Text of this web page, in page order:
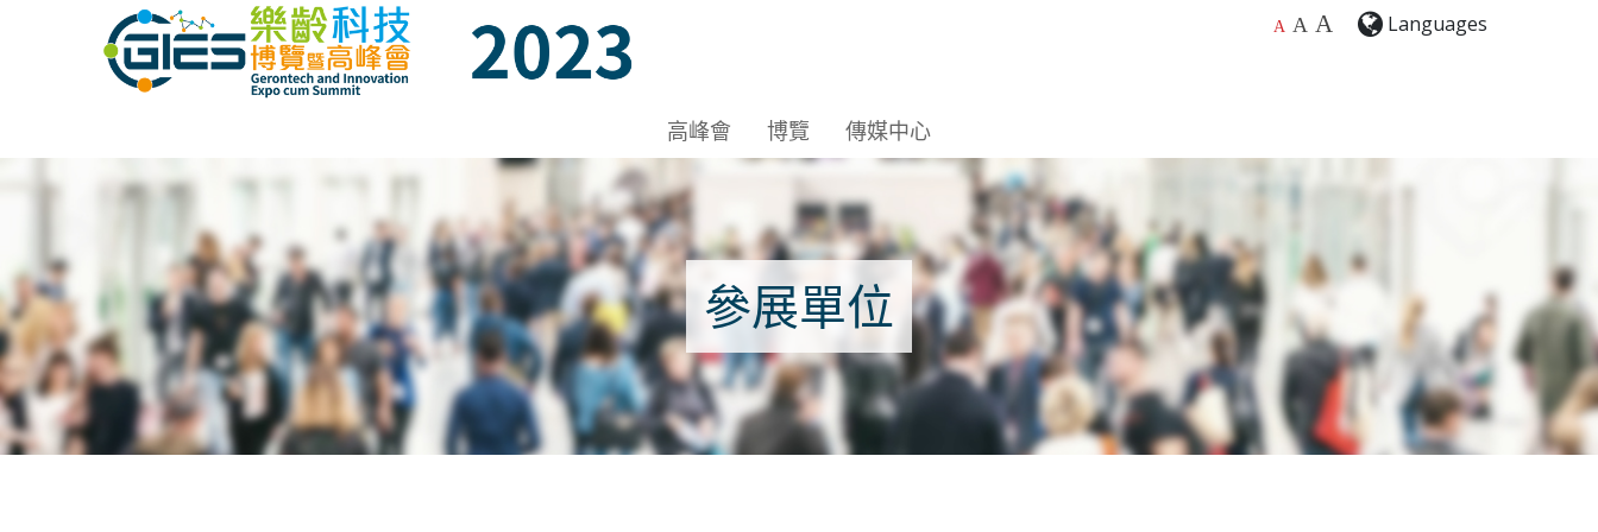
Date: Expo: 23-26 Nov 2023, Venue: Hall 1A-C, HKCEC A A A Languages
高峰會 博覽 傳媒中心
參展單位